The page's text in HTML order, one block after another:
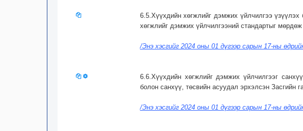
6.5.Хүүхдийн хөгжлийг дэмжих үйлчилгээ үзүүлэх
хөгжлийг дэмжих үйлчилгээний стандартыг
/Энэ хэсгийг 2024 оны 01 дүгээр сарын 17-ны
6.6.Хүүхдийн хөгжлийг дэмжих үйлчилгээг
болон санхүү, төсвийн асуудал эрхэлсэн Засгийн
/Энэ хэсгийг 2024 оны 01 дүгээр сарын 17-ны